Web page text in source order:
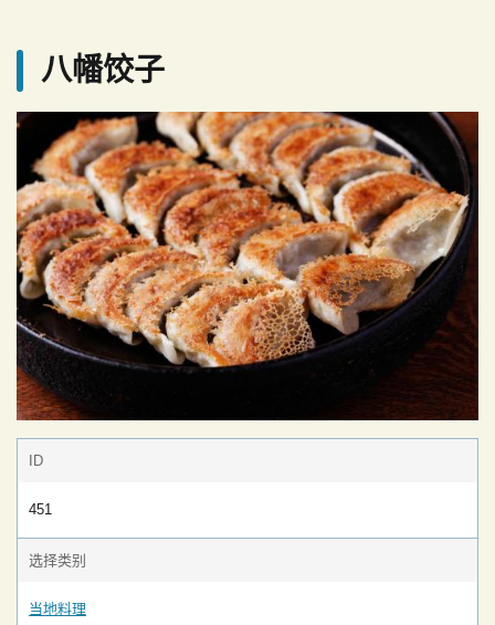
八幡饺子
ID
451
选择类别
当地料理